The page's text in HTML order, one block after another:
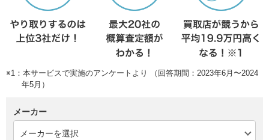
※1：本サービスで実施のアンケートより （回答期間：2023年6月〜2024
年5月）
メーカー